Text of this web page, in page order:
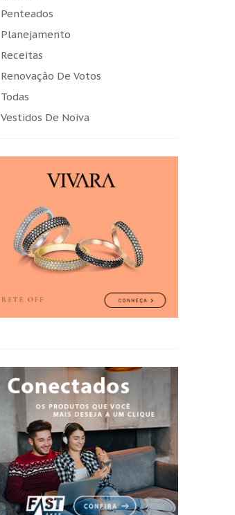
Penteados
Planejamento
Receitas
Renovação De Votos
Todas
Vestidos De Noiva